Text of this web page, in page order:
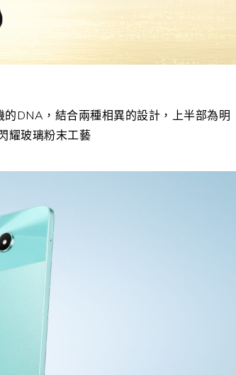
的DNA ，結合兩種相異的設計，上半部為明
耀玻璃粉末工藝